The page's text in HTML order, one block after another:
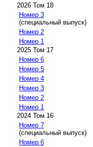
2026 Том 18
Номер 3
(специальный выпуск)
Номер 2
Номер 1
2025 Том 17
Номер 6
Номер 5
Номер 4
Номер 3
Номер 2
Номер 1
2024 Том 16
Номер 7
(специальный выпуск)
Номер 6